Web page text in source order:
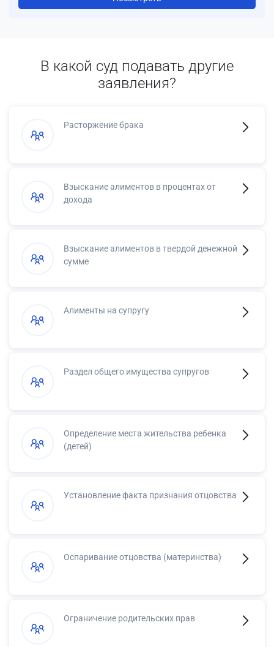
В какой суд подавать другие
заявления?
Расторжение брака
Взыскание алиментов в процентах от
дохода
Взыскание алиментов в твердой денежной
сумме
Алименты на супругу
Раздел общего имущества супругов
Определение места жительства ребенка
(детей)
Установление факта признания отцовства
Оспаривание отцовства (материнства)
Ограничение родительских прав